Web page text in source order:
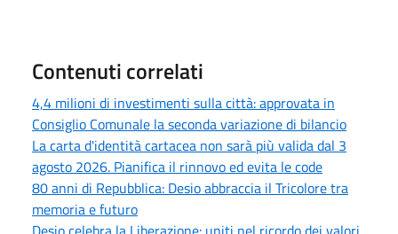
Contenuti correlati
4,4 milioni di investimenti sulla città: approvata in
Consiglio Comunale la seconda variazione di bilancio
La carta d'identità cartacea non sarà più valida dal 3
agosto 2026. Pianifica il rinnovo ed evita le code
80 anni di Repubblica: Desio abbraccia il Tricolore tra
memoria e futuro